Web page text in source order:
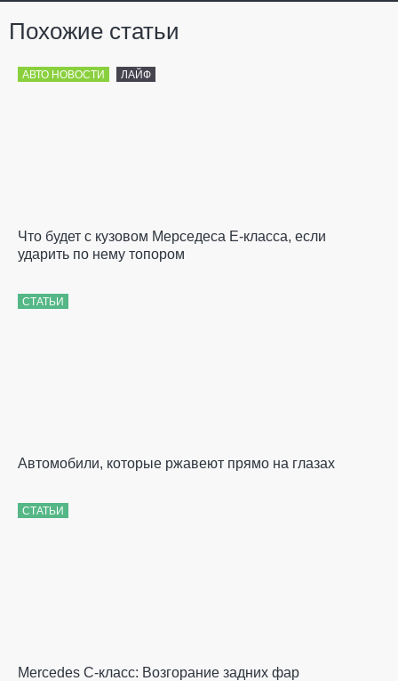
Похожие статьи
АВТО НОВОСТИ ЛАЙФ
Что будет с кузовом Мерседеса Е-класса, если
ударить по нему топором
СТАТЬИ
Автомобили, которые ржавеют прямо на глазах
СТАТЬИ
Mercedes С-класс: Возгорание задних фар